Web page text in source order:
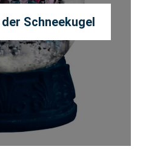
der Schneekugel